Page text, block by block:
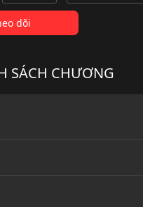
dõi
SÁCH CHƯƠNG